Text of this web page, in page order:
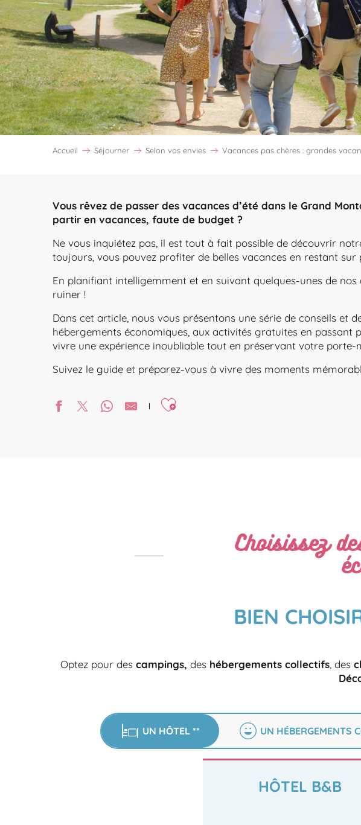
Accueil Séjourner Selon vos envies Vacances pas chères : grandes
Vous rêvez de passer des vacances d’été dans le Grand
partir en vacances, faute de budget ?
Ne vous inquiétez pas, il est tout à fait possible de découvrir
toujours, vous pouvez profiter de belles vacances en restant sur
En planifiant intelligemment et en suivant quelques-unes de
ruiner !
Dans cet article, nous vous présentons une série de conseils et
hébergements économiques, aux activités gratuites en passant
vivre une expérience inoubliable tout en préservant votre porte-
Suivez le guide et préparez-vous à vivre des moments
Ajouter aux favoris
Choisissez
BIEN
Optez pour des campings, des hébergements collectifs , des
UN HÔTEL ** UN HÉBERGEMENTS
HÔTEL B&B